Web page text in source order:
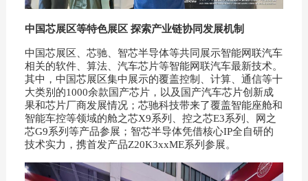
中国芯展区等特色展区 探索产业链协同发展机制
中国芯展区、芯驰、智芯半导体等共同展示智能网联汽车
相关的软件、算法、汽车芯片等智能网联汽车最新技术。
其中，中国芯展区集中展示的覆盖控制、计算、通信等十
大类别的1000余款国产芯片，以及国产汽车芯片创新成
果和芯片厂商发展情况；芯驰科技带来了覆盖智能座舱和
智能车控等领域的舱之芯X9系列、控之芯E3系列、网之
芯G9系列等产品参展；智芯半导体凭借核心IP全自研的
技术实力，携首发产品Z20K3xxME系列参展。